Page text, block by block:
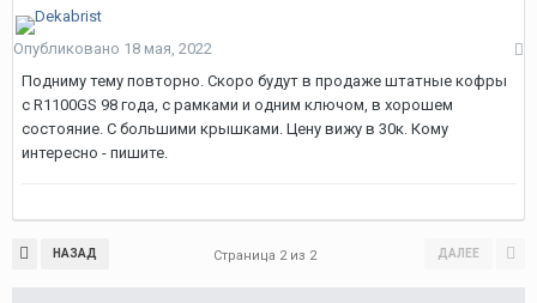
Опубликовано 18 мая, 2022
Подниму тему повторно. Скоро будут в продаже штатные кофры
с R1100GS 98 года, с рамками и одним ключом, в хорошем
состояние. С большими крышками. Цену вижу в 30к. Кому
интересно - пишите.
НАЗАД ДАЛЕЕ
Страница 2 из 2